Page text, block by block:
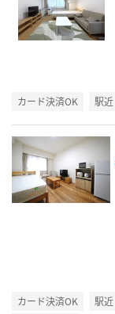
カード決済OK 駅近
カード決済OK 駅近